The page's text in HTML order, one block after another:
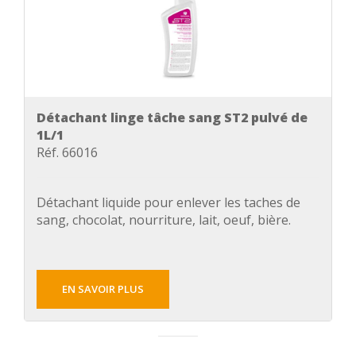
Détachant linge tâche sang ST2 pulvé de
1L/1
Réf. 66016
Détachant liquide pour enlever les taches de
sang, chocolat, nourriture, lait, oeuf, bière.
EN SAVOIR PLUS